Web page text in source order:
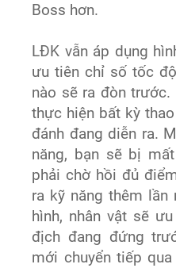
Boss hơn.
LĐK vẫn áp dụng
ưu tiên chỉ số tốc
nào sẽ ra đòn
thực hiện bất kỳ
đánh đang diễn ra.
năng, bạn sẽ bị
phải chờ hồi đủ
ra kỹ năng thêm lần
hình, nhân vật sẽ
địch đang đứng
mới chuyển tiếp